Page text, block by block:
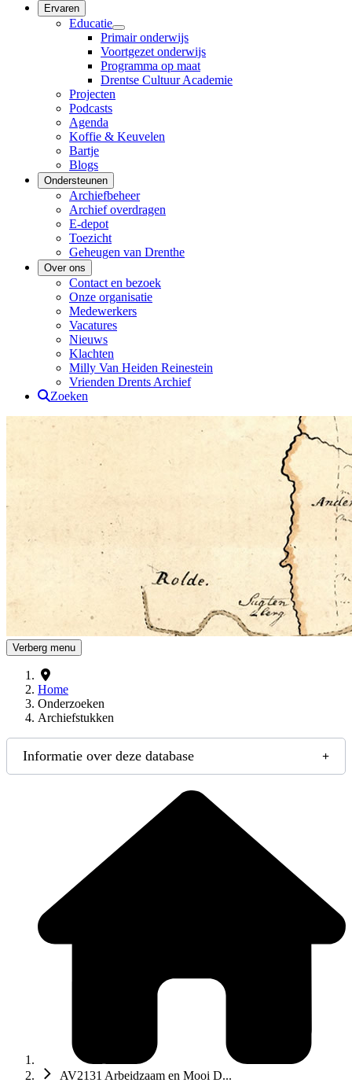
Ervaren
Educatie
Primair onderwijs
Voortgezet onderwijs
Programma op maat
Drentse Cultuur Academie
Projecten
Podcasts
Agenda
Koffie & Keuvelen
Bartje
Blogs
Ondersteunen
Archiefbeheer
Archief overdragen
E-depot
Toezicht
Geheugen van Drenthe
Over ons
Contact en bezoek
Onze organisatie
Medewerkers
Vacatures
Nieuws
Klachten
Milly Van Heiden Reinestein
Vrienden Drents Archief
Zoeken
Drents Archief
Verberg menu
Home
Onderzoeken
Archiefstukken
Informatie over deze database
AV2131 Arbeidzaam en Mooi D...